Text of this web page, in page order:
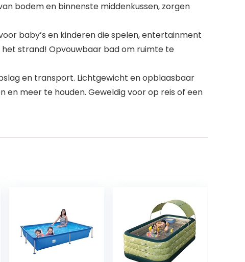
bodem en binnenste middenkussen, zorgen
baby’s en kinderen die spelen, entertainment
strand! Opvouwbaar bad om ruimte te
en transport. Lichtgewicht en opblaasbaar
en meer te houden. Geweldig voor op reis of een